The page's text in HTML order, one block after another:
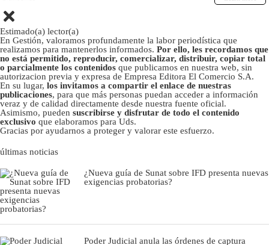
Estimado(a) lector(a)
En Gestión, valoramos profundamente la labor periodística que
realizamos para mantenerlos informados. Por ello, les recordamos que
no está permitido, reproducir, comercializar, distribuir, copiar total
o parcialmente los contenidos que publicamos en nuestra web, sin
autorizacion previa y expresa de Empresa Editora El Comercio S.A.
En su lugar, los invitamos a compartir el enlace de nuestras
publicaciones, para que más personas puedan acceder a información
veraz y de calidad directamente desde nuestra fuente oficial.
Asimismo, pueden suscribirse y disfrutar de todo el contenido
exclusivo que elaboramos para Uds.
Gracias por ayudarnos a proteger y valorar este esfuerzo.
últimas noticias
¿Nueva guía de Sunat sobre IFD presenta nuevas
exigencias probatorias?
Poder Judicial anula las órdenes de captura